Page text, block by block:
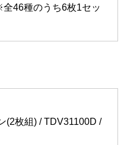
46種のうち6枚1セッ
(2枚組) / TDV31100D /